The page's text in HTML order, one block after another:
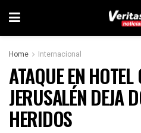
Home Internacional
ATAQUE EN
JERUSALÉN DEJA
HERIDOS